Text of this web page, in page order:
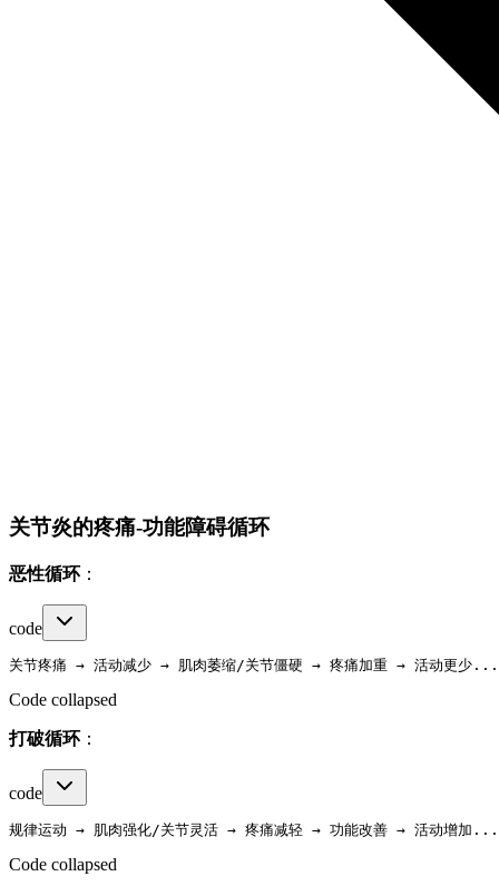
关节炎的疼痛-功能障碍循环
恶性循环 ：
code
Code collapsed
打破循环 ：
code
Code collapsed